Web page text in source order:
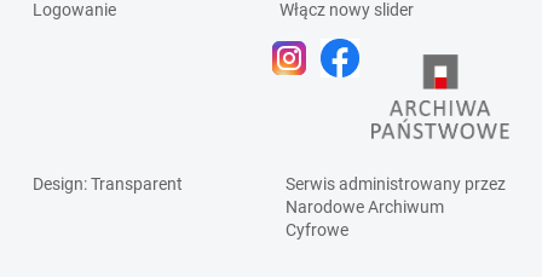
Logowanie
Włącz nowy slider
Design: Transparent
Serwis administrowany przez
Narodowe Archiwum
Cyfrowe